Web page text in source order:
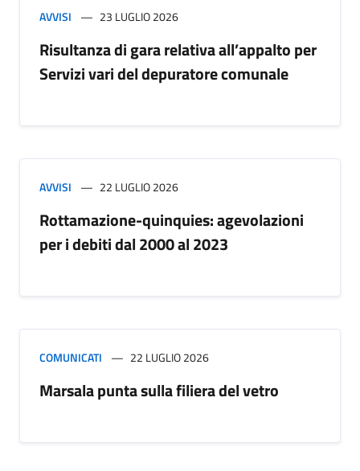
AVVISI 23 LUGLIO 2026
Risultanza di gara relativa all’appalto per
Servizi vari del depuratore comunale
AVVISI 22 LUGLIO 2026
Rottamazione-quinquies: agevolazioni
per i debiti dal 2000 al 2023
COMUNICATI 22 LUGLIO 2026
Marsala punta sulla filiera del vetro